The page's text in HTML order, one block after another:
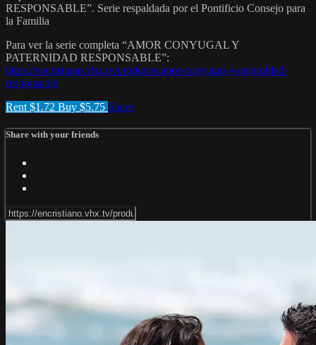
RESPONSABLE”. Serie respaldada por el Pontificio Consejo para
la Familia
Para ver la serie completa “AMOR CONYUGAL Y
PATERNIDAD RESPONSABLE”:
https://encristiano.vhx.tv/products/amor-conyugal-y-paternidad-
responsable
Rent $1.72 Buy $5.75 Share
Share with your friends